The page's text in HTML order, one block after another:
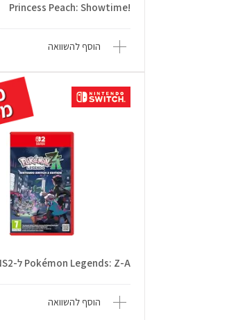
!Princess Peach: Showtime
הוסף להשוואה
Pokémon Legends: Z-A ל-NS2
הוסף להשוואה